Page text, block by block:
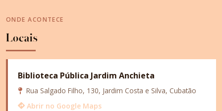
ONDE ACONTECE
Locais
Biblioteca Pública Jardim Anchieta
Rua Salgado Filho, 130, Jardim Costa e Silva, Cubatão
Abrir no Google Maps